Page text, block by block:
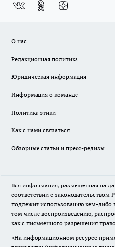
О нас
Редакционная политика
Юридическая информация
Информация о команде
Политика этики
Как с нами связаться
Обзорные статьи и пресс-релизы
Вся информация, размещенная на
соответствии с законодательством
подлежит использованию кем-либо
том числе воспроизведению,
как с письменного разрешения
«На информационном ресурсе